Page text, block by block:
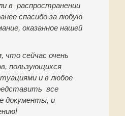
в распространении
спасибо за любую
оказанное нашей
что сейчас очень
пользующихся
и в любое
все
документы, и